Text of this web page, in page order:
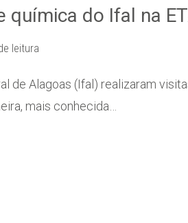
química do Ifal na
leitura
de Alagoas (Ifal) realizaram
mais conhecida…